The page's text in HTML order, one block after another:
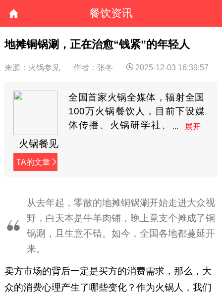
餐饮资讯
地摊铜锅涮，正在治愈“钱紧”的年轻人
来源：火锅参见 作者：张冬 2025-12-03 16:39:57
火锅餐见
TA的文章
全国首家火锅全媒体，辐射全国
100万火锅餐饮人，目前下设媒
体传播、火锅研学社、
从去年起，零散的地摊铜锅涮开始走进大众视
野，白天本是牛羊肉铺，晚上竟支个摊成了铜
锅涮，且生意不错。如今，全国各地都蔓延开
来。
卖方市场的背后一定是买方的消费需求，那么，大
众的消费心理产生了哪些变化？作为火锅人，我们